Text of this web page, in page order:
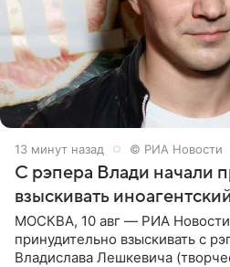
14 минут назад © РИА Новости
С рэпера Влади начали
взыскивать
МОСКВА, 10 авг — РИА
принудительно взыскивать с
Владислава Лешкевича